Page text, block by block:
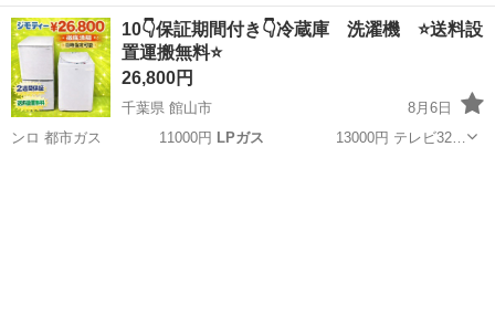
したが、とーっても大切にしていて、本当にピカピカの美品だと思い
ます。本当はまだ使いたかったのですが、お引越し先に設置ができな
い為の投稿になります(；；) ...
福岡 福岡市 下山門駅 調理器具
10👇保証期間付き👇冷蔵庫 洗濯機 ⭐️送料設
置運搬無料⭐️
26,800円
千葉県 館山市
8月6日
ンロ 都市ガス 11000円 LPガス 13000円 テレビ32…